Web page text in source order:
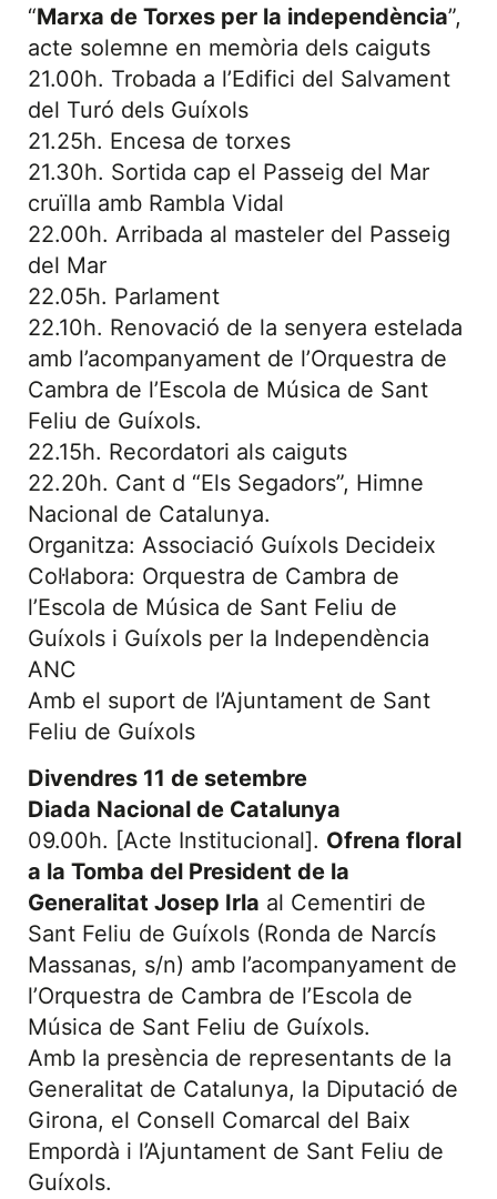
“Marxa de Torxes per la independència”,
acte solemne en memòria dels caiguts
21.00h. Trobada a l’Edifici del Salvament
del Turó dels Guíxols
21.25h. Encesa de torxes
21.30h. Sortida cap el Passeig del Mar
cruïlla amb Rambla Vidal
22.00h. Arribada al masteler del Passeig
del Mar
22.05h. Parlament
22.10h. Renovació de la senyera estelada
amb l’acompanyament de l’Orquestra de
Cambra de l’Escola de Música de Sant
Feliu de Guíxols.
22.15h. Recordatori als caiguts
22.20h. Cant d “Els Segadors”, Himne
Nacional de Catalunya.
Organitza: Associació Guíxols Decideix
Col·labora: Orquestra de Cambra de
l’Escola de Música de Sant Feliu de
Guíxols i Guíxols per la Independència
ANC
Amb el suport de l’Ajuntament de Sant
Feliu de Guíxols
Divendres 11 de setembre
Diada Nacional de Catalunya
09.00h. [Acte Institucional]. Ofrena floral
a la Tomba del President de la
Generalitat Josep Irla al Cementiri de
Sant Feliu de Guíxols (Ronda de Narcís
Massanas, s/n) amb l’acompanyament de
l’Orquestra de Cambra de l’Escola de
Música de Sant Feliu de Guíxols.
Amb la presència de representants de la
Generalitat de Catalunya, la Diputació de
Girona, el Consell Comarcal del Baix
Empordà i l’Ajuntament de Sant Feliu de
Guíxols.